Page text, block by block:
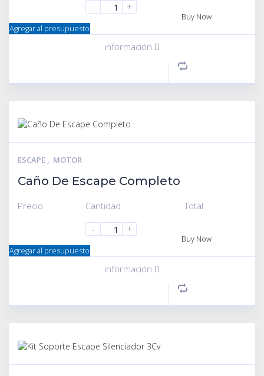
-
+
Buy Now
Agregar al presupuesto
información
ESCAPE , MOTOR
Caño De Escape Completo
Precio
Cantidad
-
+
Total
Buy Now
Agregar al presupuesto
información